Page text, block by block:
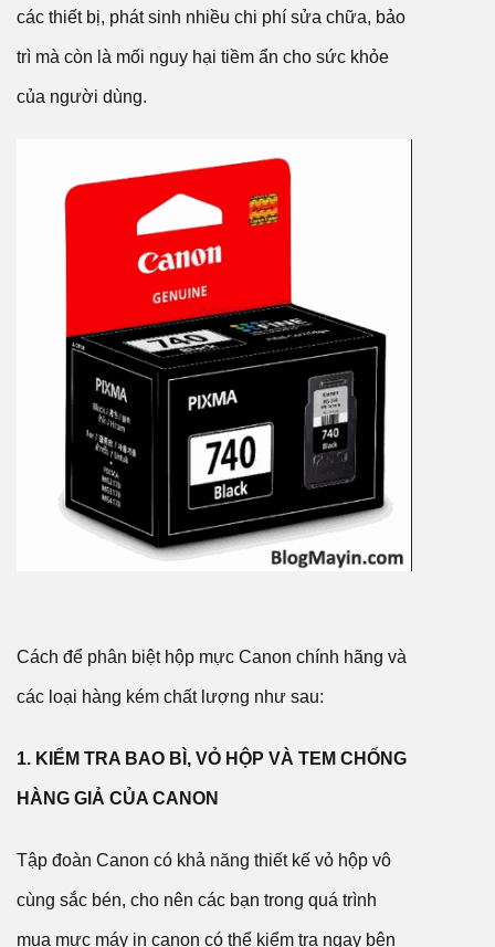
các thiết bị, phát sinh nhiều chi phí sửa chữa, bảo
trì mà còn là mối nguy hại tiềm ẩn cho sức khỏe
của người dùng.
Cách để phân biệt hộp mực Canon chính hãng và
các loại hàng kém chất lượng như sau:
1. KIỂM TRA BAO BÌ, VỎ HỘP VÀ TEM CHỐNG
HÀNG GIẢ CỦA CANON
Tập đoàn Canon có khả năng thiết kế vỏ hộp vô
cùng sắc bén, cho nên các bạn trong quá trình
mua mực máy in canon có thể kiểm tra ngay bên